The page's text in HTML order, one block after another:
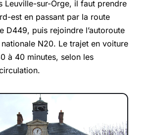
Leuville-sur-Orge, il faut prendre
est en passant par la route
D449, puis rejoindre l’autoroute
N20. Le trajet en voiture
à 40 minutes, selon les